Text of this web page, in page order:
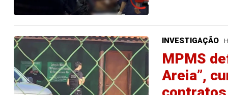
INVESTIGAÇÃO
MPMS
Areia”,